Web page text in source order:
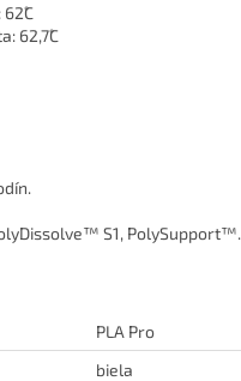
62,7˚C
S1, PolySupport™.
PLA Pro
biela